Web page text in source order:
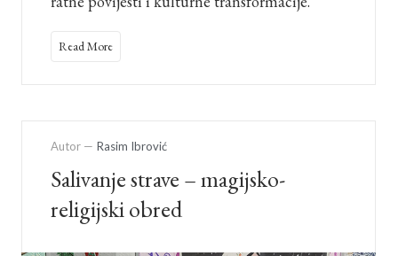
Read More
Autor — Rasim Ibrović
Salivanje strave – magijsko-
religijski obred